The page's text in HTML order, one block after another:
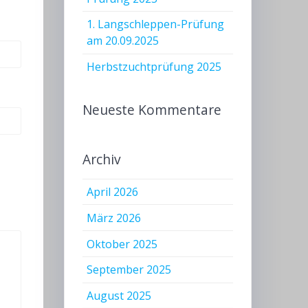
1. Langschleppen-Prüfung
am 20.09.2025
Herbstzuchtprüfung 2025
Neueste Kommentare
Archiv
April 2026
März 2026
Oktober 2025
September 2025
August 2025